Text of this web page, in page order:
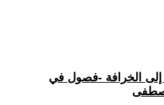
إلى الخرافة -فصول في